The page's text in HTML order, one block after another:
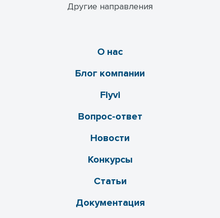
Другие направления
О нас
Блог компании
Flyvi
Вопрос-ответ
Новости
Конкурсы
Статьи
Документация